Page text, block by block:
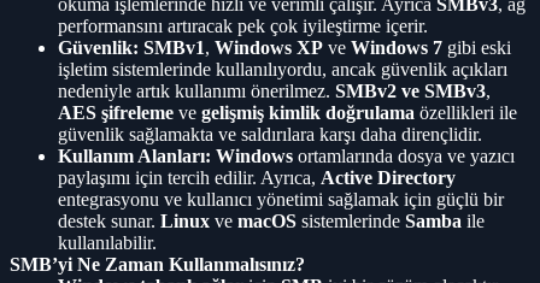
okuma işlemlerinde hızlı ve verimli çalışır. Ayrıca SMBv3, ağ
performansını artıracak pek çok iyileştirme içerir.
Güvenlik: SMBv1, Windows XP ve Windows 7 gibi eski
işletim sistemlerinde kullanılıyordu, ancak güvenlik açıkları
nedeniyle artık kullanımı önerilmez. SMBv2 ve SMBv3,
AES şifreleme ve gelişmiş kimlik doğrulama özellikleri ile
güvenlik sağlamakta ve saldırılara karşı daha dirençlidir.
Kullanım Alanları: Windows ortamlarında dosya ve yazıcı
paylaşımı için tercih edilir. Ayrıca, Active Directory
entegrasyonu ve kullanıcı yönetimi sağlamak için güçlü bir
destek sunar. Linux ve macOS sistemlerinde Samba ile
kullanılabilir.
SMB’yi Ne Zaman Kullanmalısınız?